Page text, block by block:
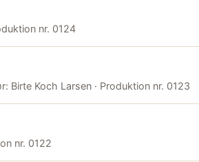
nr. 0124
Birte Koch Larsen · Produktion nr. 0123
nr. 0122